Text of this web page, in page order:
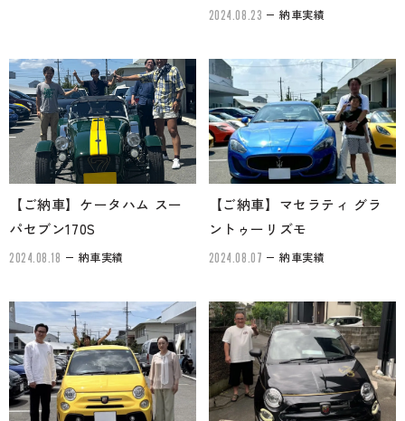
2024.08.23 納車実績
【ご納車】ケータハム スー
パセブン170S
2024.08.18 納車実績
【ご納車】マセラティ グラ
ントゥーリズモ
2024.08.07 納車実績